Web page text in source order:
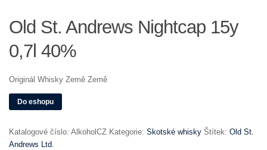
Old St. Andrews Nightcap 15y
0,7l 40%
Originál Whisky Země Země
Do eshopu
Katalogové číslo: AlkoholCZ Kategorie: Skotské whisky Štítek: Old St.
Andrews Ltd.